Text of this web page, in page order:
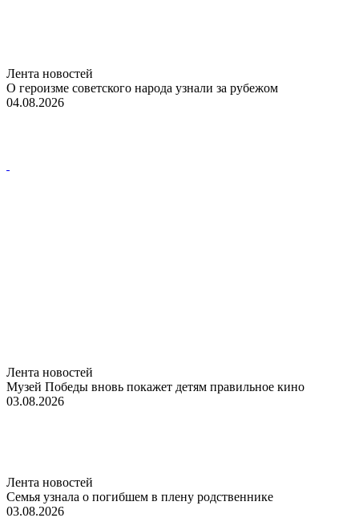
Лента новостей
О героизме советского народа узнали за рубежом
04.08.2026
Лента новостей
Музей Победы вновь покажет детям правильное кино
03.08.2026
Лента новостей
Семья узнала о погибшем в плену родственнике
03.08.2026